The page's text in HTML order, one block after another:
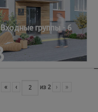
Входные группы - 6
« ‹ из 2 › »